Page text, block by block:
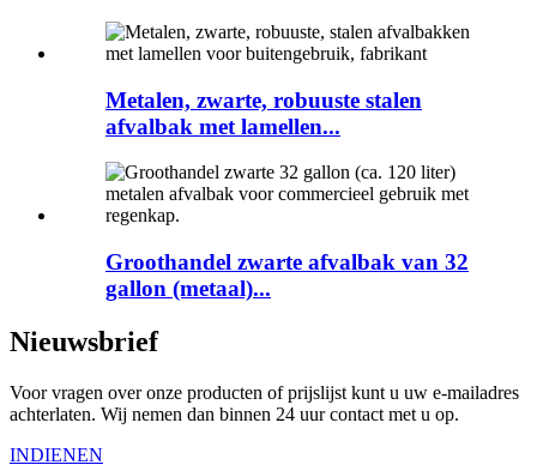
Metalen, zwarte, robuuste stalen
afvalbak met lamellen...
Groothandel zwarte afvalbak van 32
gallon (metaal)...
Nieuwsbrief
Voor vragen over onze producten of prijslijst kunt u uw e-mailadres
achterlaten. Wij nemen dan binnen 24 uur contact met u op.
INDIENEN